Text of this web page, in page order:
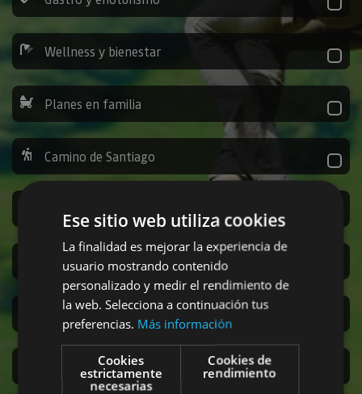
Wellness y bienestar
Planes en familia
Camino de Santiago
San Fermín
Accesibilidad
Turismo regenerativo
Ese sitio web utiliza cookies
La finalidad es mejorar la experiencia de
usuario mostrando contenido
personalizado y medir el rendimiento de
la web. Selecciona a continuación tus
preferencias. Más información
Cookies
estrictamente
necesarias
Cookies de
rendimiento